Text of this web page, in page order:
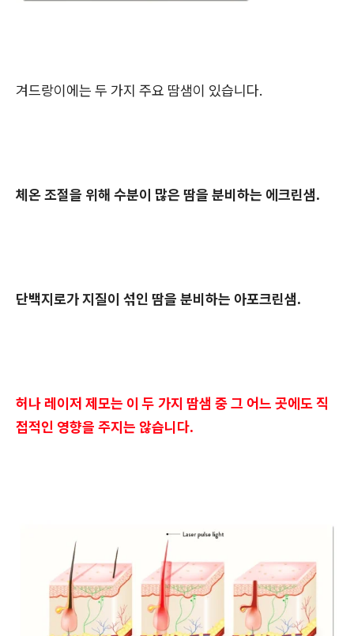
겨드랑이에는 두 가지 주요 땀샘이 있습니다.
체온 조절을 위해 수분이 많은 땀을 분비하는 에크린샘.
단백지로가 지질이 섞인 땀을 분비하는 아포크린샘.
허나 레이저 제모는 이 두 가지 땀샘 중 그 어느 곳에도 직
접적인 영향을 주지는 않습니다.